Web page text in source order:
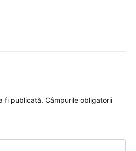
fi publicată. Câmpurile obligatorii